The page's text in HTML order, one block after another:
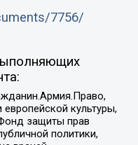
7756/
культуры,
защиты прав
политики,